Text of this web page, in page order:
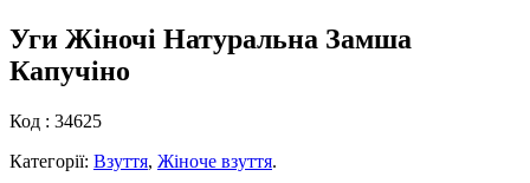
Уги Жіночі Натуральна Замша
Капучіно
Код : 34625
Категорії: Взуття, Жіноче взуття.